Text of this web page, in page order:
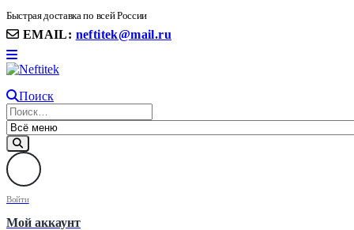
Быстрая доставка по всей России
EMAIL: neftitek@mail.ru
Поиск
Войти
Мой аккаунт
8(906) 399 11 22 | 8(905)367-58-58